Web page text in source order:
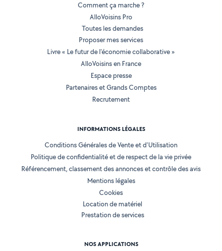
Comment ça marche ?
AlloVoisins Pro
Toutes les demandes
Proposer mes services
Livre « Le futur de l'économie collaborative »
AlloVoisins en France
Espace presse
Partenaires et Grands Comptes
Recrutement
INFORMATIONS LÉGALES
Conditions Générales de Vente et d'Utilisation
Politique de confidentialité et de respect de la vie privée
Référencement, classement des annonces et contrôle des avis
Mentions légales
Cookies
Location de matériel
Prestation de services
NOS APPLICATIONS